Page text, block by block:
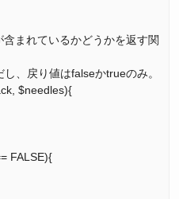
まれているかどうかを返す関
、戻り値はfalseかtrueのみ。
$needles){
FALSE){